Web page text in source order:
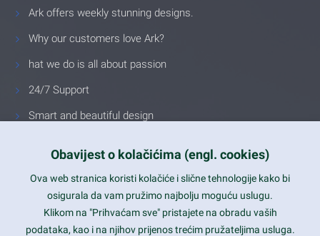
Ark offers weekly stunning designs.
Why our customers love Ark?
hat we do is all about passion
24/7 Support
Smart and beautiful design
Latest trends and much more...
Obavijest o kolačićima (engl. cookies)
Ova web stranica koristi kolačiće i slične tehnologije kako bi
osigurala da vam pružimo najbolju moguću uslugu.
Klikom na "Prihvaćam sve" pristajete na obradu vaših
podataka, kao i na njihov prijenos trećim pružateljima usluga.